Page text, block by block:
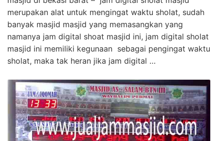
merupakan alat untuk mengingat waktu sholat, sudah
banyak masjid masjid yang memasangkan yang
namanya jam digital shoat masjid ini, jam digital sholat
masjid ini memiliki kegunaan sebagai pengingat waktu
sholat, maka tak heran jika jam digital …